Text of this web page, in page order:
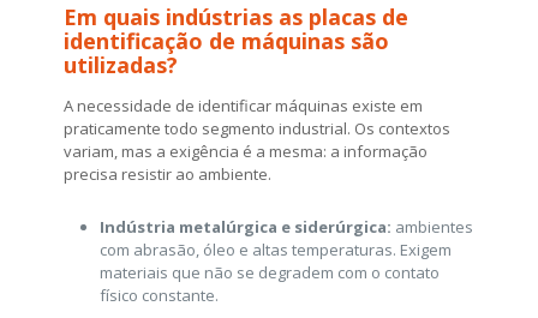
Em quais indústrias as placas de
identificação de máquinas são
utilizadas?
A necessidade de identificar máquinas existe em
praticamente todo segmento industrial. Os contextos
variam, mas a exigência é a mesma: a informação
precisa resistir ao ambiente.
Indústria metalúrgica e siderúrgica: ambientes
com abrasão, óleo e altas temperaturas. Exigem
materiais que não se degradem com o contato
físico constante.